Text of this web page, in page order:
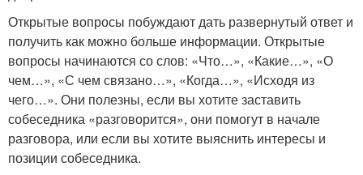
Открытые вопросы побуждают дать развернутый ответ и
получить как можно больше информации. Открытые
вопросы начинаются со слов: «Что…», «Какие…», «О
чем…», «С чем связано…», «Когда…», «Исходя из
чего…». Они полезны, если вы хотите заставить
собеседника «разговорится», они помогут в начале
разговора, или если вы хотите выяснить интересы и
позиции собеседника.